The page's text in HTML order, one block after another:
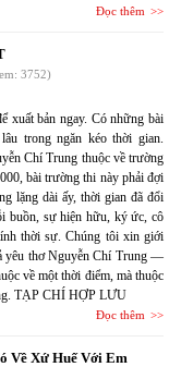
Đọc thêm
3752)
xuất bản ngay. Có những bài
trong ngăn kéo thời gian.
Chí Trung thuộc về trường
bài trường thi này phải đợi
lặng dài ấy, thời gian đã đổi
buồn, sự hiện hữu, ký ức, cô
thời sự. Chúng tôi xin giới
yêu thơ Nguyễn Chí Trung —
về một thời điểm, mà thuộc
TẠP CHÍ HỢP LƯU
Đọc thêm
Về Xứ Huế Với Em